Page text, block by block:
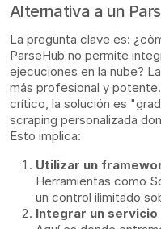
Alternativa a un
La pregunta clave es:
ParseHub no permite
ejecuciones en la nube?
más profesional y
crítico, la solución es
scraping personalizada
Esto implica:
Utilizar un
Herramientas como
un control ilimitado
Integrar un